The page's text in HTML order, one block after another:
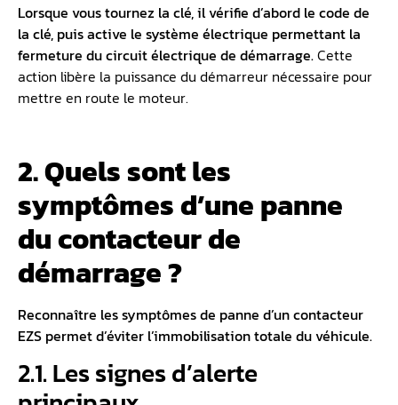
Lorsque vous tournez la clé, il vérifie d’abord le code de
la clé, puis active le système électrique permettant la
fermeture du circuit électrique de démarrage.Cette
action libère la puissance du démarreur nécessaire pour
mettre en route le moteur.
2. Quels sont les
symptômes d’une panne
du contacteur de
démarrage ?
Reconnaître les symptômes de panne d’un contacteur
EZS permet d’éviter l’immobilisation totale du véhicule.
2.1. Les signes d’alerte